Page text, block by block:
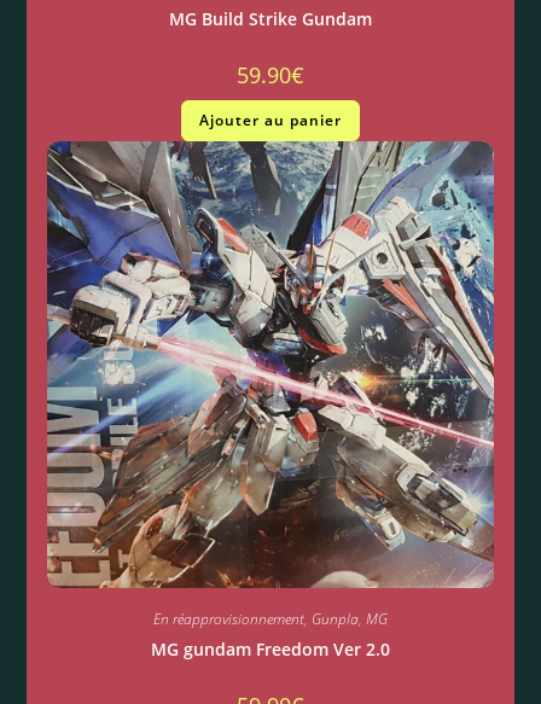
MG Build Strike Gundam
59.90€
Ajouter au panier
En réapprovisionnement, Gunpla, MG
MG gundam Freedom Ver 2.0